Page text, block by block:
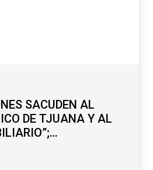
SACUDEN AL
DE TJUANA Y AL